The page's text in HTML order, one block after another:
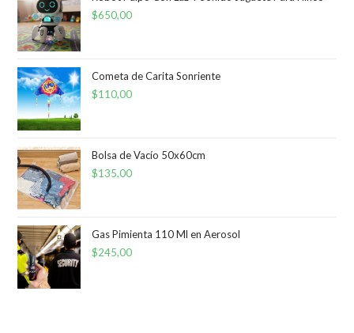
$650,00
Cometa de Carita Sonriente
$110,00
Bolsa de Vacío 50x60cm
$135,00
Gas Pimienta 110 Ml en Aerosol
$245,00